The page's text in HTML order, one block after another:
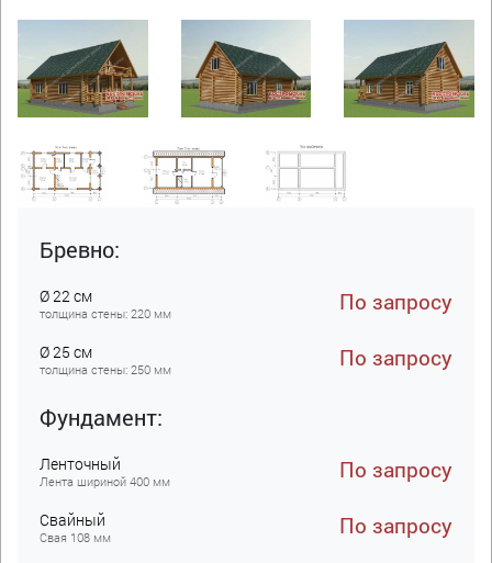
Бревно:
Ø 22 см
толщина стены: 220 мм По запросу
Ø 25 см
толщина стены: 250 мм По запросу
Фундамент:
Ленточный
Лента шириной 400 мм По запросу
Свайный
Свая 108 мм По запросу